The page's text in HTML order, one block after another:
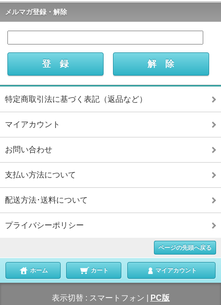
メルマガ登録・解除
特定商取引法に基づく表記（返品など）
マイアカウント
お問い合わせ
支払い方法について
配送方法･送料について
プライバシーポリシー
ページの先頭へ戻る
ホーム カート マイアカウント
表示切替 : スマートフォン PC版